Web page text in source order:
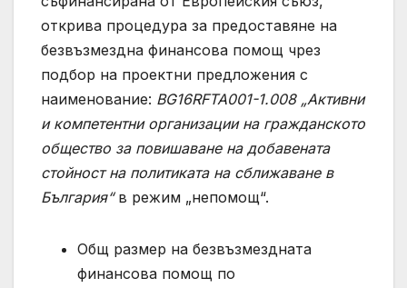
открива процедура за предоставяне на
безвъзмездна финансова помощ чрез
подбор на проектни предложения с
наименование: BG16RFTA001-1.008 „Активни
и компетентни организации на гражданското
общество за повишаване на добавената
стойност на политиката на сближаване в
България“в режим „непомощ“.
Общ размер на безвъзмездната
финансова помощ по